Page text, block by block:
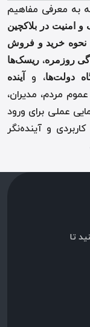
به معرفی مفاهیم
و امنیت در بلاکچین
نحوه خرید و فروش
روزمره، ریسک‌ها
دولت‌ها، و آینده
مردم، مدیران،
عملی برای ورود
و آینده‌نگر
تا